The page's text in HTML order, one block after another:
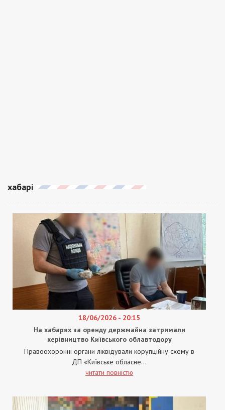
хабарі
18/06/2026 - 20:15
На хабарях за оренду держмайна затримали
керівництво Київського облавтодору
Правоохоронні органи ліквідували корупційну схему в
ДП «Київське обласне...
читати повністю